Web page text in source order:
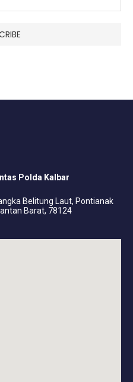
Polda Kalbar
Belitung Laut, Pontianak
Barat, 78124